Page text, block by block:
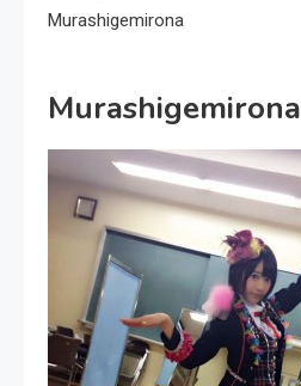
Murashigemirona
Murashigemirona